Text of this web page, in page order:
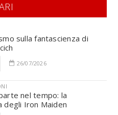
sulla fantascienza di
26/07/2026
nel tempo: la
degli Iron Maiden